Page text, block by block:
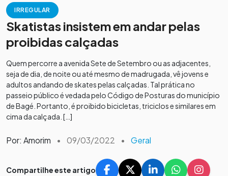
IRREGULAR
Skatistas insistem em andar pelas
proibidas calçadas
Quem percorre a avenida Sete de Setembro ou as adjacentes,
seja de dia, de noite ou até mesmo de madrugada, vê jovens e
adultos andando de skates pelas calçadas. Tal prática no
passeio público é vedada pelo Código de Posturas do município
de Bagé. Portanto, é proibido bicicletas, triciclos e similares em
cima da calçada. […]
Por: Amorim • 09/03/2022 • Geral
Compartilhe este artigo